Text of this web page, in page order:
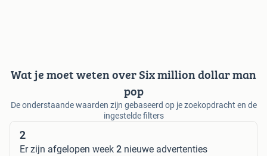
Wat je moet weten over Six million dollar man
pop
De onderstaande waarden zijn gebaseerd op je zoekopdracht en de
ingestelde filters
2
Er zijn afgelopen week 2 nieuwe advertenties